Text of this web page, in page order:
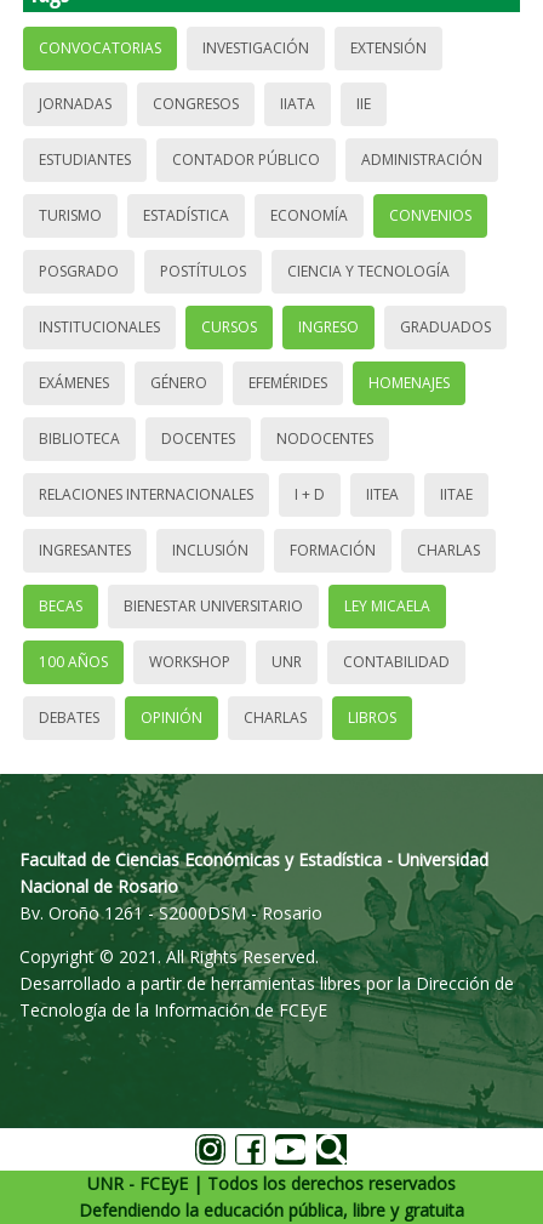
CONVOCATORIAS INVESTIGACIÓN EXTENSIÓN
JORNADAS CONGRESOS IIATA IIE
ESTUDIANTES CONTADOR PÚBLICO ADMINISTRACIÓN
TURISMO ESTADÍSTICA ECONOMÍA CONVENIOS
POSGRADO POSTÍTULOS CIENCIA Y TECNOLOGÍA
INSTITUCIONALES CURSOS INGRESO GRADUADOS
EXÁMENES GÉNERO EFEMÉRIDES HOMENAJES
BIBLIOTECA DOCENTES NODOCENTES
RELACIONES INTERNACIONALES I + D IITEA IITAE
INGRESANTES INCLUSIÓN FORMACIÓN CHARLAS
BECAS BIENESTAR UNIVERSITARIO LEY MICAELA
100 AÑOS WORKSHOP UNR CONTABILIDAD
DEBATES OPINIÓN CHARLAS LIBROS
Facultad de Ciencias Económicas y Estadística - Universidad
Nacional de Rosario
Bv. Oroño 1261 - S2000DSM - Rosario
Copyright © 2021. All Rights Reserved.
Desarrollado a partir de herramientas libres por la Dirección de
Tecnología de la Información de FCEyE
UNR - FCEyE | Todos los derechos reservados
Defendiendo la educación pública, libre y gratuita